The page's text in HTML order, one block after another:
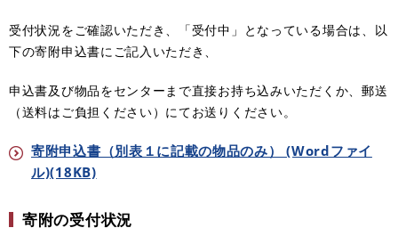
受付状況をご確認いただき、「受付中」となっている場合は、以
下の寄附申込書にご記入いただき、
申込書及び物品をセンターまで直接お持ち込みいただくか、郵送
（送料はご負担ください）にてお送りください。
寄附申込書（別表１に記載の物品のみ） (Wordファイ
ル)(18KB)
寄附の受付状況